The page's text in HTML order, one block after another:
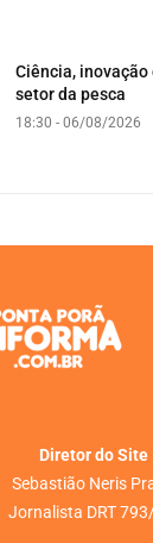
Ciência,
setor da pesca
18:30 - 06/08/2026
Diretor do Site
Sebastião Neris
Jornalista DRT